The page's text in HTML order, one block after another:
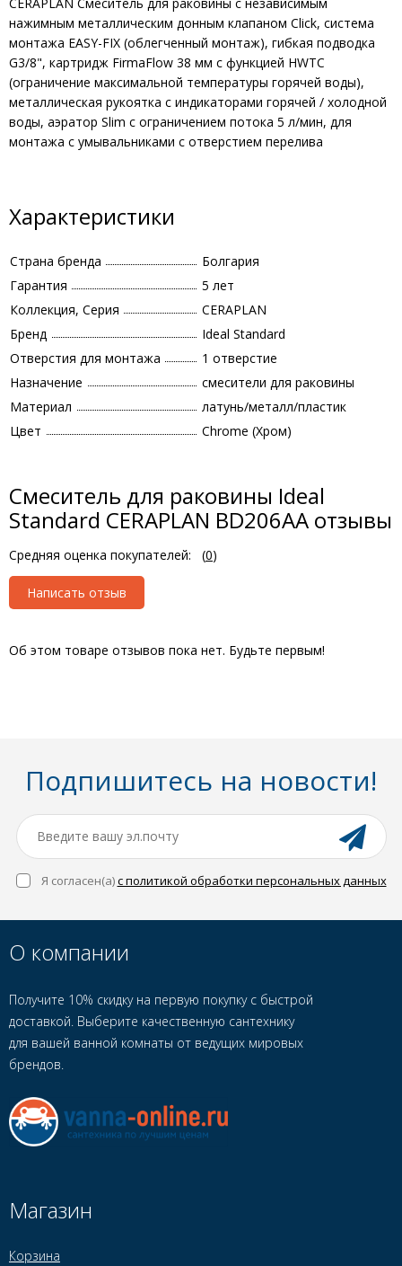
нажимным металлическим донным клапаном Click, система
монтажа EASY-FIX (облегченный монтаж), гибкая подводка
G3/8", картридж FirmaFlow 38 мм с функцией HWTC
(ограничение максимальной температуры горячей воды),
металлическая рукоятка с индикаторами горячей / холодной
воды, аэратор Slim с ограничением потока 5 л/мин, для
монтажа с умывальниками с отверстием перелива
Характеристики
Страна бренда
Болгария
Гарантия
5 лет
Коллекция, Серия
CERAPLAN
Бренд
Ideal Standard
Отверстия для монтажа
1 отверстие
Назначение
смесители для раковины
Материал
латунь/металл/пластик
Цвет
Chrome (Хром)
Смеситель для раковины Ideal
Standard CERAPLAN BD206AA отзывы
Средняя оценка покупателей: (0)
Написать отзыв
Об этом товаре отзывов пока нет. Будьте первым!
Подпишитесь на новости!
Я согласен(a)с политикой обработки персональных данных
О компании
Получите 10% скидку на первую покупку с быстрой
доставкой. Выберите качественную сантехнику
для вашей ванной комнаты от ведущих мировых
брендов.
Магазин
Корзина